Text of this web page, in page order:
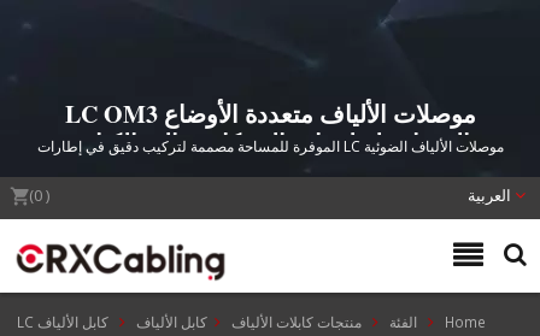
موصلات الألياف متعددة الأوضاع LC OM3
الممتازة لتطبيقات الشبكات عالية الكثافة
موصلات الألياف الضوئية LC الموفرة للمساحة مصممة لتركيب دقيق في إطارات
(
) العربية
Home الفئة منتجات كابلات الألياف كابل الألياف كابل الألياف LC